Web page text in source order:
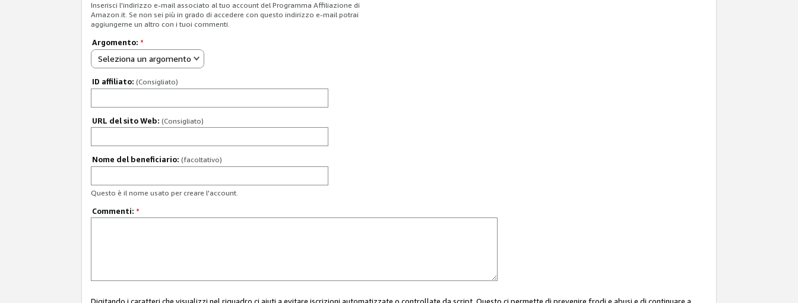
Inserisci l'indirizzo e-mail associato al tuo account del Programma Affiliazione di
Amazon.it. Se non sei più in grado di accedere con questo indirizzo e-mail potrai
aggiungerne un altro con i tuoi commenti.
Argomento: *
Seleziona un argomento
ID affiliato: (Consigliato)
URL del sito Web: (Consigliato)
Nome del beneficiario: (facoltativo)
Questo è il nome usato per creare l'account.
Commenti: *